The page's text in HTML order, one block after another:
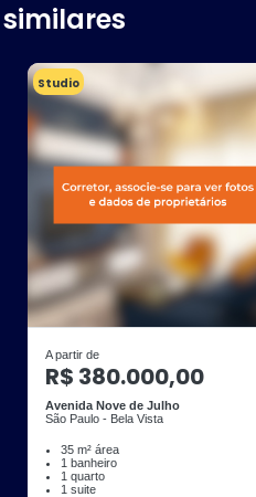
Studio
A partir de
R$ 380.000,00
Avenida Nove de Julho
São Paulo - Bela Vista
35 m² área
1 banheiro
1 quarto
1 suite